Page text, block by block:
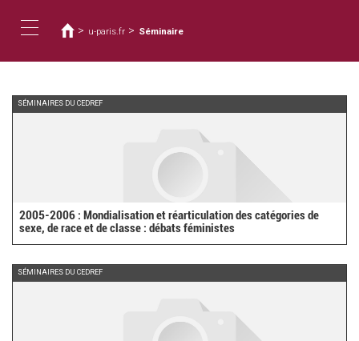
main
navigation
are
here
> u-paris.fr > Séminaire
SÉMINAIRES DU CEDREF
2005-2006 : Mondialisation et réarticulation des catégories de
sexe, de race et de classe : débats féministes
SÉMINAIRES DU CEDREF